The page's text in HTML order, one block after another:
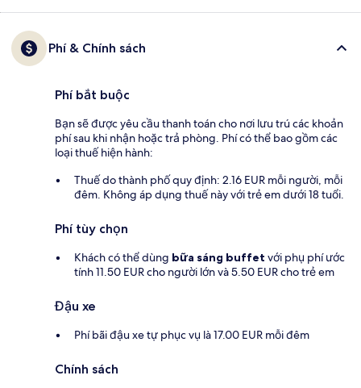
Phí & Chính sách
Phí bắt buộc
Bạn sẽ được yêu cầu thanh toán cho nơi lưu trú các khoản
phí sau khi nhận hoặc trả phòng. Phí có thể bao gồm các
loại thuế hiện hành:
Thuế do thành phố quy định: 2.16 EUR mỗi người, mỗi
đêm. Không áp dụng thuế này với trẻ em dưới 18 tuổi.
Phí tùy chọn
Khách có thể dùng bữa sáng buffet với phụ phí ước
tính 11.50 EUR cho người lớn và 5.50 EUR cho trẻ em
Đậu xe
Phí bãi đậu xe tự phục vụ là 17.00 EUR mỗi đêm
Chính sách